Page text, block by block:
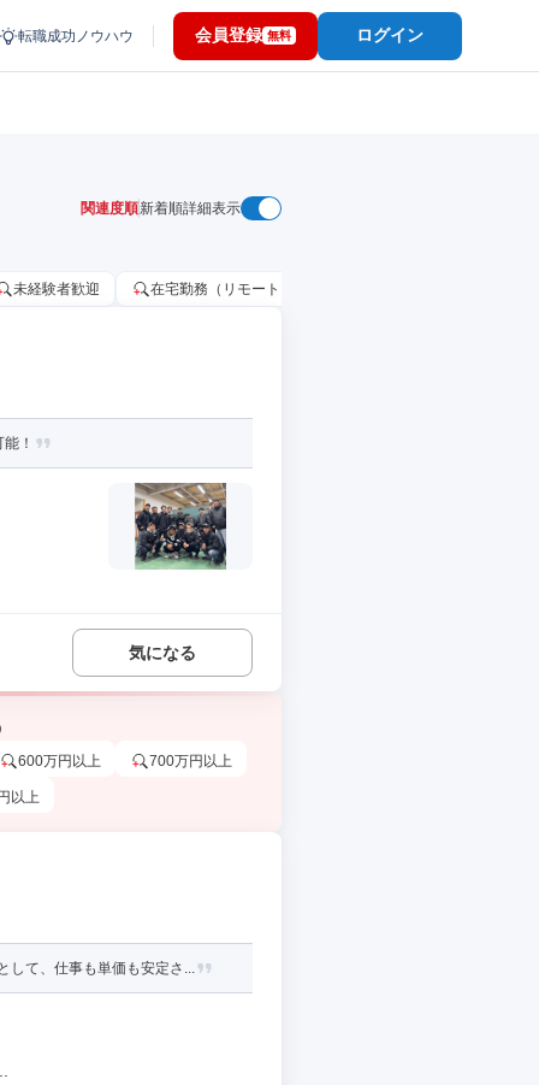
転職成功ノウハウ 会員登録 無料 ログイン
関連度順新着順詳細表示
未経験者歓迎 在宅勤務（リモートワーク）OK
！
気になる
600万円以上 700万円以上
以上
して、仕事も単価も安定さ...